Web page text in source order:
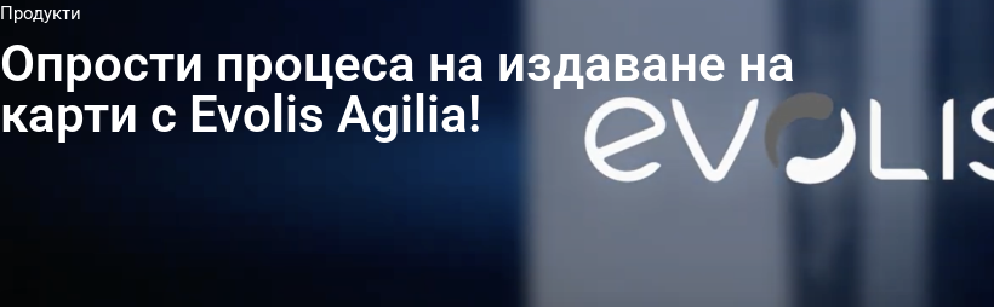
Продукти
Опрости процеса на издаване на
карти с Evolis Agilia!